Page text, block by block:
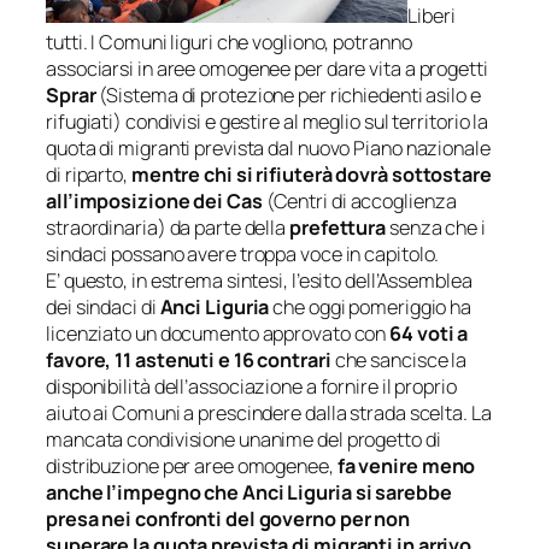
Liberi
tutti. I Comuni liguri che vogliono, potranno
associarsi in aree omogenee per dare vita a progetti
Sprar(Sistema di protezione per richiedenti asilo e
rifugiati) condivisi e gestire al meglio sul territorio la
quota di migranti prevista dal nuovo Piano nazionale
di riparto, mentre chi si rifiuterà dovrà sottostare
all’imposizione dei Cas (Centri di accoglienza
straordinaria) da parte della prefetturasenza che i
sindaci possano avere troppa voce in capitolo.
E’ questo, in estrema sintesi, l’esito dell’Assemblea
dei sindaci diAnci Liguriache oggi pomeriggio ha
licenziato un documento approvato con64 voti a
favore, 11 astenuti e 16 contrariche sancisce la
disponibilità dell’associazione a fornire il proprio
aiuto ai Comuni a prescindere dalla strada scelta. La
mancata condivisione unanime del progetto di
distribuzione per aree omogenee,fa venire meno
anche l’impegno che Anci Liguria si sarebbe
presa nei confronti del governo per non